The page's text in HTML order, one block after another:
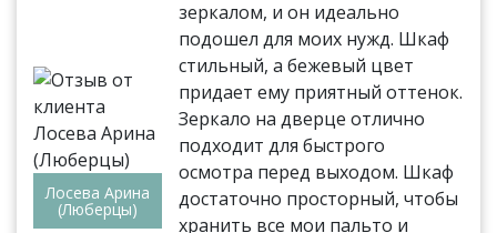
Лосева Арина
(Люберцы)
зеркалом, и он идеально
подошел для моих нужд. Шкаф
стильный, а бежевый цвет
придает ему приятный оттенок.
Зеркало на дверце отлично
подходит для быстрого
осмотра перед выходом. Шкаф
достаточно просторный, чтобы
хранить все мои пальто и